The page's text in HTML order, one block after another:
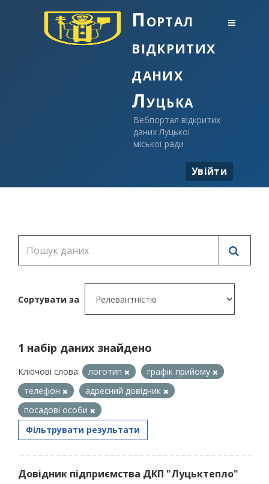
Портал
відкритих
даних
Луцька
Вебпортал відкритих
даних Луцької
міської ради
Увійти
Сортувати за
1 набір даних знайдено
Ключові слова: логотип
графік прийому
телефон
адресний довідник
посадові особи
Фільтрувати результати
Довідник підприємства ДКП "Луцьктепло"